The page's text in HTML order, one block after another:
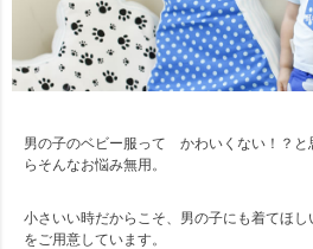
男の子のベビー服って かわいくない！？と
らそんなお悩み無用。
小さいい時だからこそ、男の子にも着てほ
をご用意しています。